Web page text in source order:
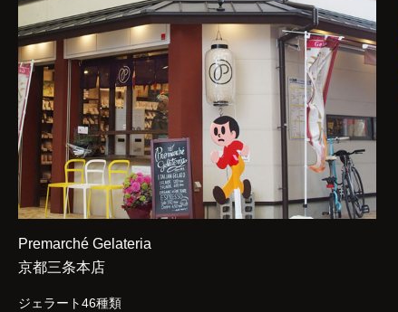
Premarché Gelateria
京都三条本店
ジェラート46種類